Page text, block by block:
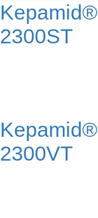
Kepamid®
2300ST
Kepamid®
2300VT